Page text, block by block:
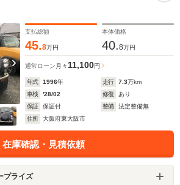
支払総額
45.8万円
本体価格
40.8万円
通常ローン 月々 11,100円
年式 1996年 走行 7.3万km
車検
'28/02 修復
あり
保証
保証付 整備
法定整備無
住所
大阪府東大阪市
在庫確認・見積依頼
プライズ